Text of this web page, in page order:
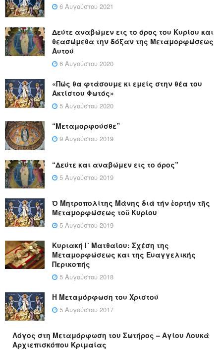
6 Αυγούστου 2021
Δεύτε αναβώμεν εις το όρος του Κυρίου και
θεασώμεθα την δόξαν της Μεταμορφώσεως
Αυτού
6 Αυγούστου 2020
«Πώς θα φτάσουμε κι εμείς στην θέα του
Ακτίστου Φωτός»
5 Αυγούστου 2020
“Μεταμορφούσθε”
9 Αυγούστου 2019
“Δεύτε και αναβώμεν εις το όρος”
5 Αυγούστου 2019
Ὁ Μητροπολίτης Μάνης διά τήν ἑορτήν τῆς
Μεταμορφώσεως τοῦ Κυρίου
5 Αυγούστου 2019
Κυριακή Ι´ Ματθαίου: Σχέση της
Μεταμορφώσεως και της Ευαγγελικής
Περικοπής
5 Αυγούστου 2018
Η Μεταμόρφωση του Χριστού
5 Αυγούστου 2017
Λόγος στη Μεταμόρφωση του Σωτήρος – Αγίου Λουκά
Αρχιεπισκόπου Κριμαίας